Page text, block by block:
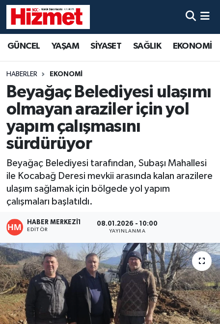
GÜNCEL YAŞAM SİYASET SAĞLIK EKONOMİ
HABERLER EKONOMİ
Beyağaç Belediyesi ulaşımı
olmayan araziler için yol
yapım çalışmasını
sürdürüyor
Beyağaç Belediyesi tarafından, Subaşı Mahallesi
ile Kocabağ Deresi mevkii arasında kalan arazilere
ulaşım sağlamak için bölgede yol yapım
çalışmaları başlatıldı.
HABER MERKEZI1
EDITÖR
08.01.2026 - 10:00
YAYINLANMA
YAŞAM
SİYASET
SAĞLIK
EKONOMİ
KÜLTÜR SANAT
SPOR
DTO
RESMİ REKLAM
Denizli Hava Durumu
Denizli Trafik Yoğunluk Haritası
Süper Lig Puan Durumu ve Fikstür
Tüm Manşetler
Son Dakika Haberleri
Haber Arşivi